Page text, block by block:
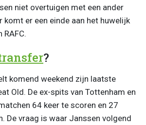
niet overtuigen met een ander
komt er een einde aan het huwelijk
?
komend weekend zijn laatste
Old. De ex-spits van Tottenham en
64 keer te scoren en 27
De vraag is waar Janssen volgend